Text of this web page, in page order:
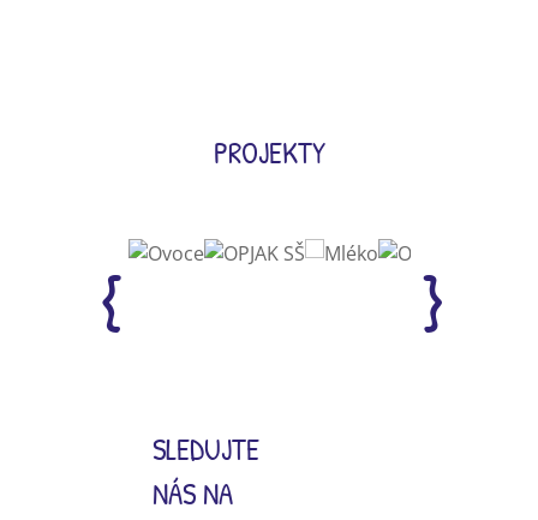
PROJEKTY
SLEDUJTE
NÁS NA